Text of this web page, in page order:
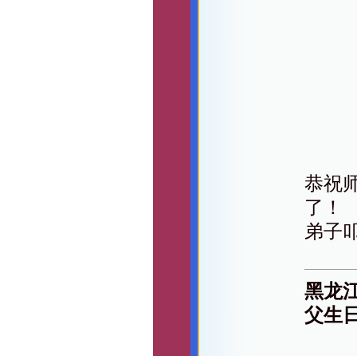
恭祝
了！
弟子
黑龙
父生